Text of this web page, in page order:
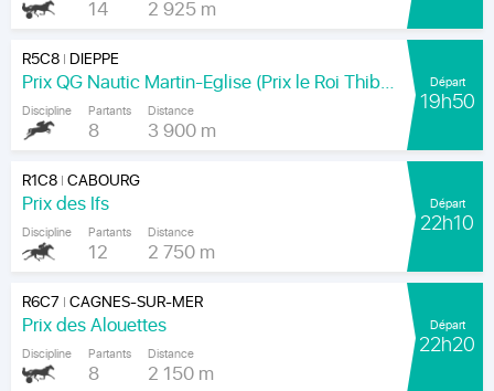
14 2 925 m
R5C8| DIEPPE
Prix QG Nautic Martin-Eglise (Prix le Roi Thibault)
Discipline Partants
8
Distance
3 900 m
Départ
19h50
R1C8|CABOURG
Prix des Ifs
Discipline Partants
12
Distance
2 750 m
Départ
22h10
R6C7 |CAGNES-SUR-MER
Prix des Alouettes
Discipline Partants
8
Distance
2 150 m
Départ
22h20